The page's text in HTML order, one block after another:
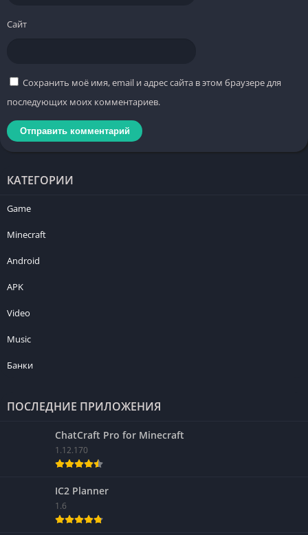
Сайт
Сохранить моё имя, email и адрес сайта в этом браузере для
последующих моих комментариев.
КАТЕГОРИИ
Game
Minecraft
Android
APK
Video
Music
Банки
ПОСЛЕДНИЕ ПРИЛОЖЕНИЯ
ChatCraft Pro for Minecraft
1.12.170
IC2 Planner
1.6